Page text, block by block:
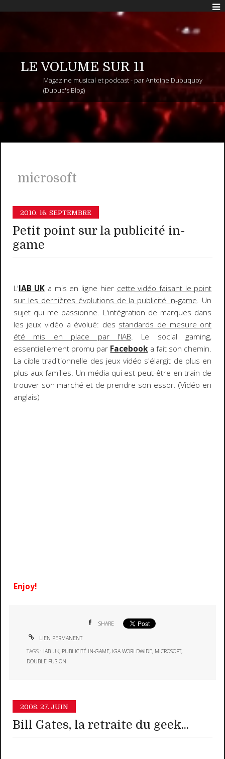
LE VOLUME SUR 11
Magazine musical et podcast - par Antoine Dubuquoy
(Dubuc's Blog)
microsoft
2010. 16. SEPTEMBRE
Petit point sur la publicité in-
game
L'IAB UK a mis en ligne hier cette vidéo faisant le point
sur les dernières évolutions de la publicité in-game. Un
sujet qui me passionne. L'intégration de marques dans
les jeux vidéo a évolué: des standards de mesure ont
été mis en place par l'IAB. Le social gaming,
essentiellement promu par Facebooka fait son chemin.
La cible traditionnelle des jeux vidéo s'élargit de plus en
plus aux familles. Un média qui est peut-être en train de
trouver son marché et de prendre son essor. (Vidéo en
anglais)
Enjoy!
SHARE
LIEN PERMANENT
TAGS : IAB UK, PUBLICITÉ IN-GAME, IGA WORLDWIDE, MICROSOFT,
DOUBLE FUSION
2008. 27. JUIN
Bill Gates, la retraite du geek...